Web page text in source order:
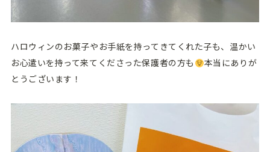
ハロウィンのお菓子やお手紙を持ってきてくれた子も、温かい
お心遣いを持って来てくださった保護者の方も
本当にありが
とうございます！